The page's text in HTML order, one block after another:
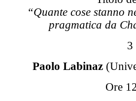
“Quante cose stanno
pragmatica da
3
Paolo Labinaz
Ore